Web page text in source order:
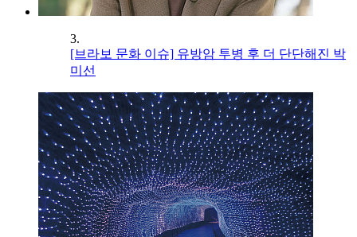
3.
[브라보 문화 이슈] 유방암 투병 후 더 단단해진 박
미선